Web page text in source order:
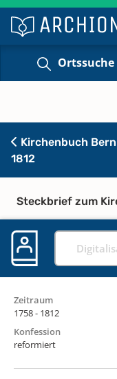
Ortssuche
Kirchenbuch
1812
Steckbrief zum
Zeitraum
1758 - 1812
Konfession
reformiert